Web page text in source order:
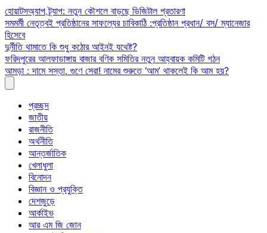
Skip
to
content
হোয়াটসঅ্যাপ ট্র্যাপ: নতুন কৌশলে বাড়ছে ডিজিটাল প্রতারণা
সমমর্মী নেতৃত্বই প্রতিষ্ঠানের সাফল্যের চাবিকাঠি :প্রতিষ্ঠান প্রধান/ বস/ ম্যানেজার
হিসেবে
দুর্নীতি থামাতে কি শুধু কঠোর আইনই যথেষ্ট?
ফরিদপুরের আলফাডাঙ্গায় বাজার বণিক সমিতির নতুন আহ্বায়ক কমিটি গঠন
আমড়া : দামে সস্তা, গুণে সেরা! নামের শুরুতে ‘আম’ থাকলেই কি আম হয়?
প্রচ্ছদ
জাতীয়
রাজনীতি
অর্থনীতি
আন্তর্জাতিক
খেলাধুলা
বিনোদন
বিজ্ঞান ও প্রযুক্তি
দেশজুড়ে
আর্কাইভ
আর এম জি জোন